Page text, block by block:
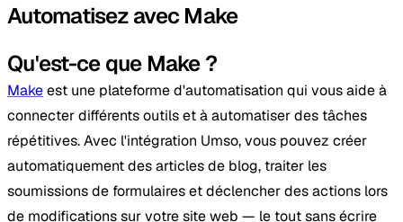
Automatisez avec Make
Qu'est-ce que Make ?
Makeest une plateforme d'automatisation qui vous aide à
connecter différents outils et à automatiser des tâches
répétitives. Avec l'intégration Umso, vous pouvez créer
automatiquement des articles de blog, traiter les
soumissions de formulaires et déclencher des actions lors
de modifications sur votre site web — le tout sans écrire